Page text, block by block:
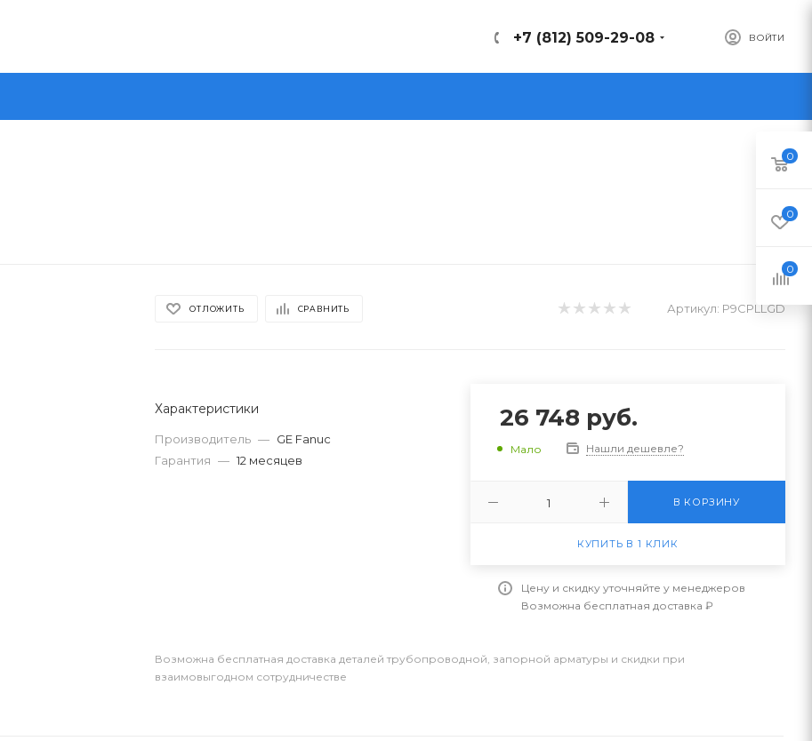
ВОЙТИ
+7 (812) 509-29-08
ОТЛОЖИТЬ СРАВНИТЬ Артикул: P9CPLLGD
Характеристики
Производитель — GE Fanuc
Гарантия — 12 месяцев
26 748 руб.
Мало Нашли дешевле?
В КОРЗИНУ
КУПИТЬ В 1 КЛИК
Цену и скидку уточняйте у менеджеров
Возможна бесплатная доставка ₽
Возможна бесплатная доставка деталей трубопроводной, запорной арматуры и скидки при
взаимовыгодном сотрудничестве
0
0
0